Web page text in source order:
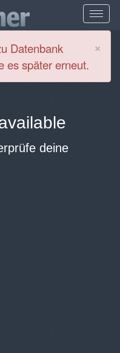
×
Datenbank
es später erneut.
deine